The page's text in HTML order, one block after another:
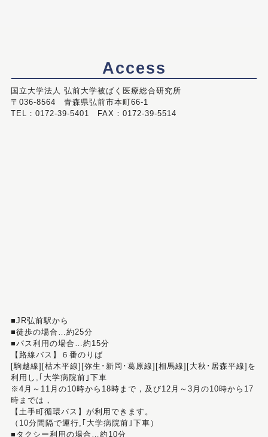
Access
国立大学法人 弘前大学被ばく医療総合研究所
〒036-8564 青森県弘前市本町66-1
TEL：0172-39-5401 FAX：0172-39-5514
■JR弘前駅から
■徒歩の場合…約25分
■バス利用の場合…約15分
【路線バス】６番のりば
[駒越線][枯木平線][弥生･新岡･葛原線][相馬線][大秋･居森平線]を
利用し,｢大学病院前｣下車
※4月～11月の10時から18時まで，及び12月～3月の10時から17
時までは，
【土手町循環バス】が利用できます。
（10分間隔で運行,｢大学病院前｣下車）
■タクシー利用の場合…約10分